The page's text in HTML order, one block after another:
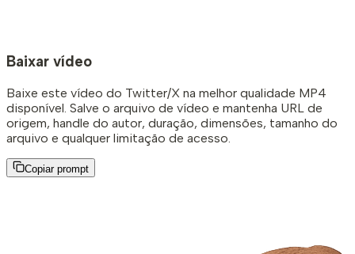
Baixar vídeo
Baixe este vídeo do Twitter/X na melhor qualidade MP4
disponível. Salve o arquivo de vídeo e mantenha URL de
origem, handle do autor, duração, dimensões, tamanho do
arquivo e qualquer limitação de acesso.
Copiar prompt